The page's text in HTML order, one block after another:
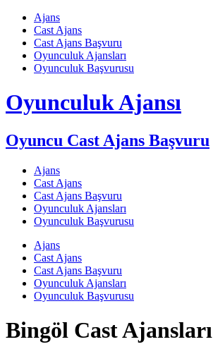
Skip
content
Ajans
Cast Ajans
Cast Ajans Başvuru
Oyunculuk Ajansları
Oyunculuk Başvurusu
Oyunculuk Ajansı
Oyuncu Cast Ajans Başvuru
Ajans
Cast Ajans
Cast Ajans Başvuru
Oyunculuk Ajansları
Oyunculuk Başvurusu
Ajans
Cast Ajans
Cast Ajans Başvuru
Oyunculuk Ajansları
Oyunculuk Başvurusu
Bingöl Cast Ajansları